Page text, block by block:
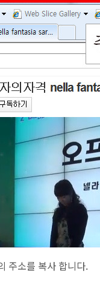
주소를 복사 합니다.